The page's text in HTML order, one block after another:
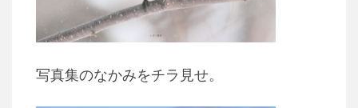
写真集のなかみをチラ見せ。